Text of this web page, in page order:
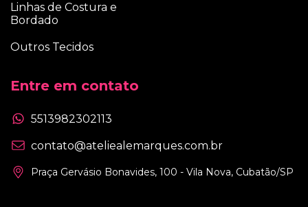
Linhas de Costura e
Bordado
Outros Tecidos
Entre em contato
5513982302113
contato@ateliealemarques.com.br
Praça Gervásio Bonavides, 100 - Vila Nova, Cubatão/SP